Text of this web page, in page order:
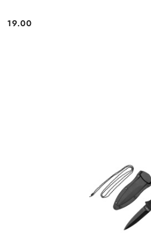
Cena:
19.00